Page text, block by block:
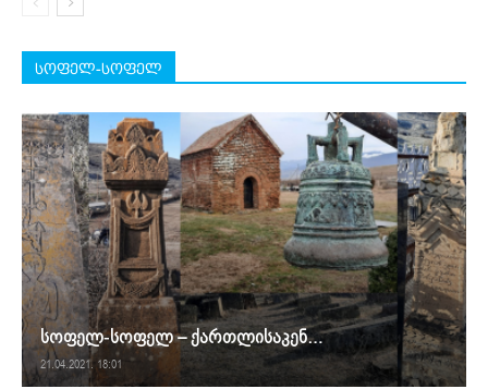
სოფელ-სოფელ
სოფელ-სოფელ – ქართლისაკენ…
21.04.2021. 18:01